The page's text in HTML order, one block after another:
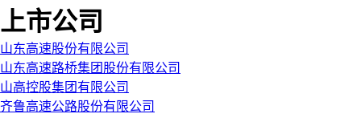
上市公司
山东高速股份有限公司
山东高速路桥集团股份有限公司
山高控股集团有限公司
齐鲁高速公路股份有限公司